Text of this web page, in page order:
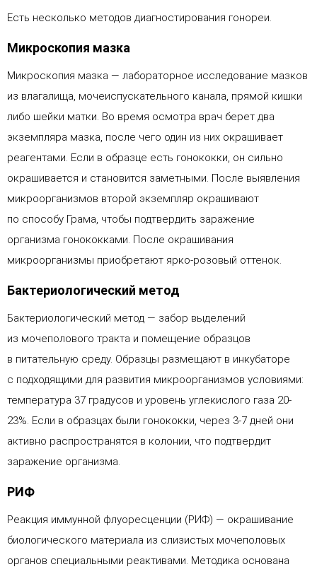
Есть несколько методов диагностирования гонореи.
Микроскопия мазка
Микроскопия мазка — лабораторное исследование мазков
из влагалища, мочеиспускательного канала, прямой кишки
либо шейки матки. Во время осмотра врач берет два
экземпляра мазка, после чего один из них окрашивает
реагентами. Если в образце есть гонококки, он сильно
окрашивается и становится заметными. После выявления
микроорганизмов второй экземпляр окрашивают
по способу Грама, чтобы подтвердить заражение
организма гонококками. После окрашивания
микроорганизмы приобретают ярко-розовый оттенок.
Бактериологический метод
Бактериологический метод — забор выделений
из мочеполового тракта и помещение образцов
в питательную среду. Образцы размещают в инкубаторе
с подходящими для развития микроорганизмов условиями:
температура 37 градусов и уровень углекислого газа 20-
23%. Если в образцах были гонококки, через 3-7 дней они
активно распространятся в колонии, что подтвердит
заражение организма.
РИФ
Реакция иммунной флуоресценции (РИФ) — окрашивание
биологического материала из слизистых мочеполовых
органов специальными реактивами. Методика основана